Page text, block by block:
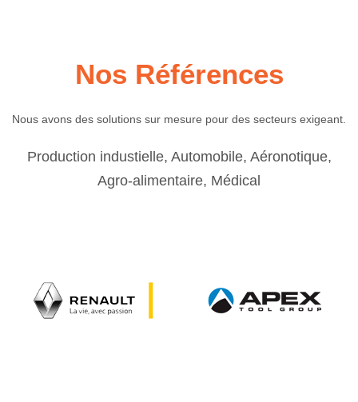
Nos Références
Nous avons des solutions sur mesure pour des secteurs exigeant.
Production industielle, Automobile, Aéronotique,
Agro-alimentaire, Médical